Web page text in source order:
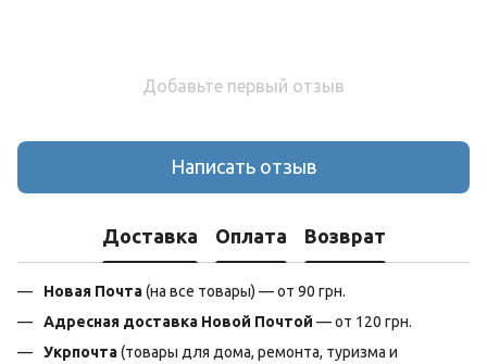
Добавьте первый отзыв
Написать отзыв
Доставка Оплата Возврат
Новая Почта(на все товары) — от 90 грн.
Адресная доставка Новой Почтой — от 120 грн.
Укрпочта(товары для дома, ремонта, туризма и